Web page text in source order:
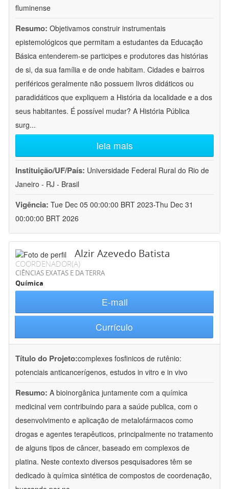
fluminense
Resumo: Objetivamos construir instrumentais
epistemológicos que permitam a estudantes da Educação
Básica entenderem-se participes e produtores das histórias
de si, da sua família e de onde habitam. Cidades e bairros
periféricos geralmente não possuem livros didáticos ou
paradidáticos que expliquem a História da localidade e a dos
seus habitantes. É possível mudar? A História Pública
surg...
leia mais
Instituição/UF/País: Universidade Federal Rural do Rio de
Janeiro - RJ - Brasil
Vigência: Tue Dec 05 00:00:00 BRT 2023-Thu Dec 31
00:00:00 BRT 2026
Alzir Azevedo Batista
COORDENADOR(A)
CIÊNCIAS EXATAS E DA TERRA
Química
E-mail
Currículo
Título do Projeto:complexes fosfinicos de rutênio:
potenciais anticancerígenos, estudos in vitro e in vivo
Resumo: A bioinorgânica juntamente com a química
medicinal vem contribuindo para a saúde publica, com o
desenvolvimento e aplicação de metalofármacos como
drogas e agentes terapêuticos, principalmente no tratamento
de alguns tipos de câncer, baseado em complexos de
platina. Neste contexto diversos pesquisadores têm se
dedicado à química sintética de compostos de coordenação,